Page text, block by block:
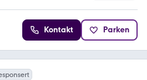
Kontakt Parken